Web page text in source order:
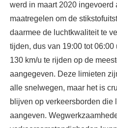
werd in maart 2020 ingevoerd
maatregelen om de
daarmee de luchtkwaliteit te
tijden, dus van 19:00 tot 06:00
130 km/u te rijden op de
aangegeven. Deze limieten
alle snelwegen, maar het is
blijven op verkeersborden die
aangeven.